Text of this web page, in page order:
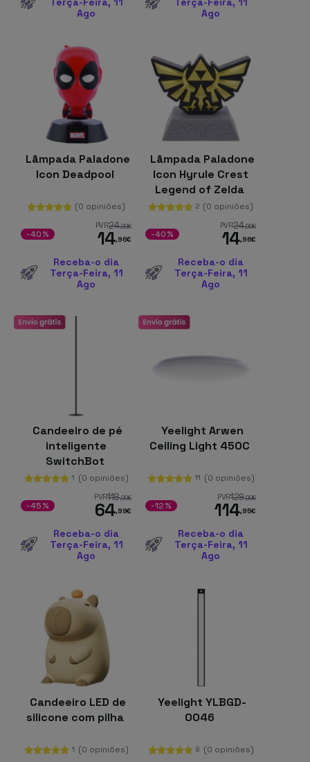
Ago
Ago
Lâmpada Paladone
Icon Deadpool
(0 opiniões)
PVR24,99€
14,96€
-40%
Receba-o dia
Terça-Feira, 11
Ago
Lâmpada Paladone
Icon Hyrule Crest
Legend of Zelda
2 (0 opiniões)
PVR24,99€
14,96€
-40%
Receba-o dia
Terça-Feira, 11
Ago
Candeeiro de pé
inteligente
SwitchBot
1 (0 opiniões)
PVR118,99€
64,99€
-45%
Receba-o dia
Terça-Feira, 11
Ago
Yeelight Arwen
Ceiling Light 450C
11 (0 opiniões)
PVR129,99€
114,95€
-12%
Receba-o dia
Terça-Feira, 11
Ago
Candeeiro LED de
silicone com pilha
1 (0 opiniões)
Yeelight YLBGD-
0046
8 (0 opiniões)